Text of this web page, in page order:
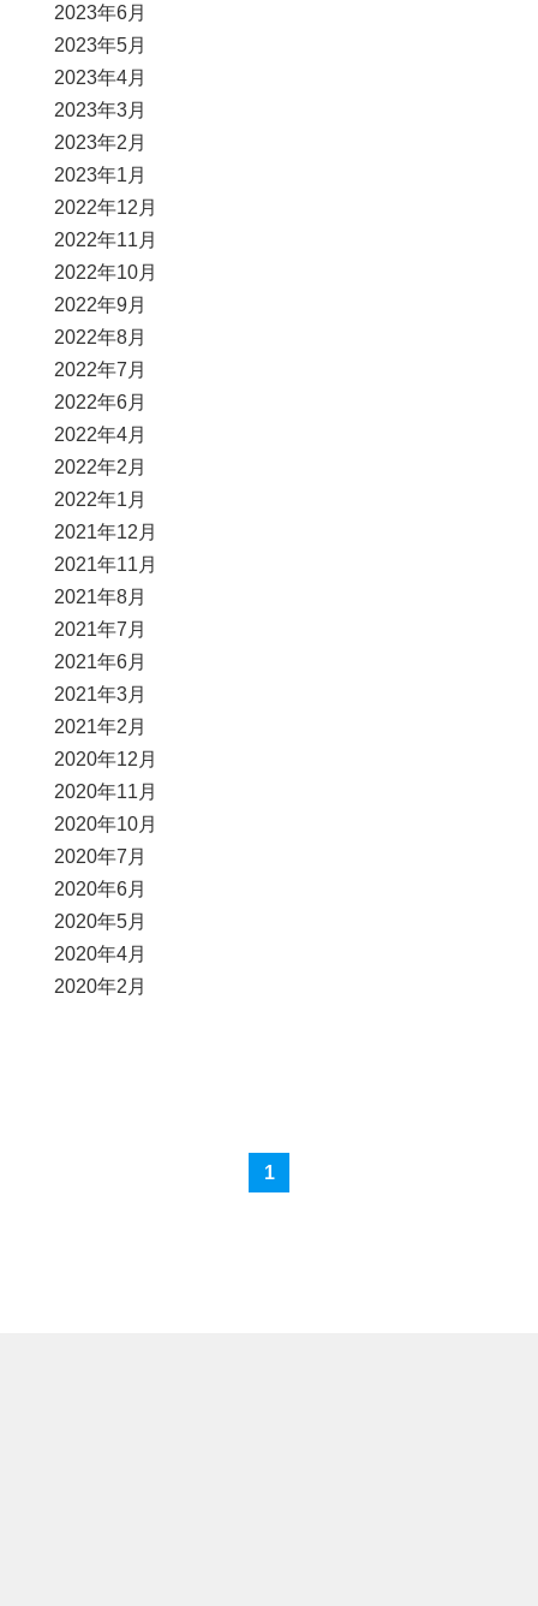
2023年6月
2023年5月
2023年4月
2023年3月
2023年2月
2023年1月
2022年12月
2022年11月
2022年10月
2022年9月
2022年8月
2022年7月
2022年6月
2022年4月
2022年2月
2022年1月
2021年12月
2021年11月
2021年8月
2021年7月
2021年6月
2021年3月
2021年2月
2020年12月
2020年11月
2020年10月
2020年7月
2020年6月
2020年5月
2020年4月
2020年2月
1